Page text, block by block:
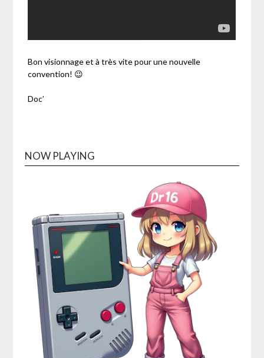
Bon visionnage et à très vite pour une nouvelle
convention! 😉
Doc’
NOW PLAYING